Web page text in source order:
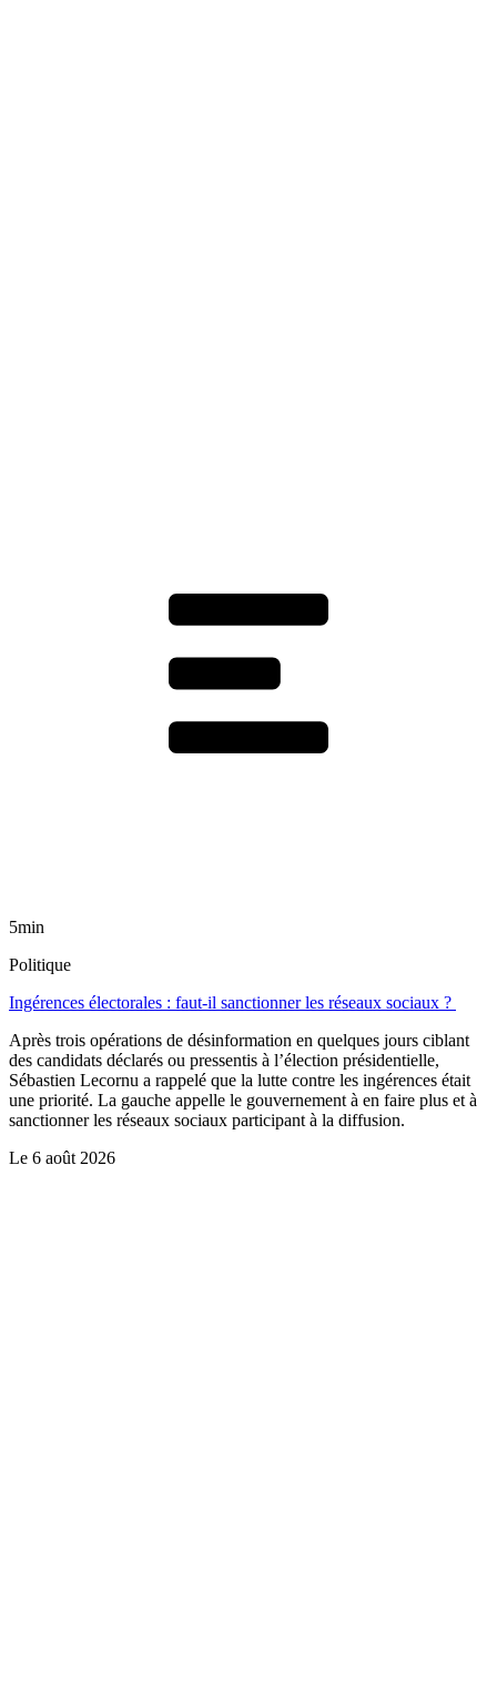
5min
Politique
Ingérences électorales : faut-il sanctionner les réseaux sociaux ?
Après trois opérations de désinformation en quelques jours ciblant
des candidats déclarés ou pressentis à l’élection présidentielle,
Sébastien Lecornu a rappelé que la lutte contre les ingérences était
une priorité. La gauche appelle le gouvernement à en faire plus et à
sanctionner les réseaux sociaux participant à la diffusion.
Le 6 août 2026